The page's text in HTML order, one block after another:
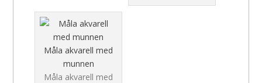
Måla akvarell med
munnen
Måla akvarell med